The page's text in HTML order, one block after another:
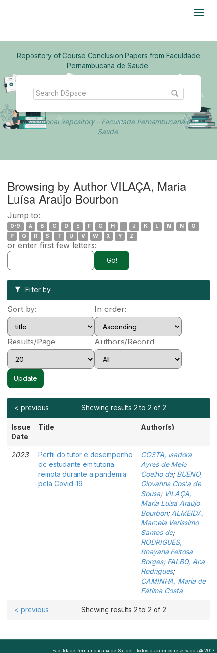
Repository of Course Conclusion Papers from Faculdade
Pernambucana de Saude.
Institutional Repository - Faculdade Pernambucana de
Saude.
Browsing by Author VILAÇA, Maria
Luísa Araújo Bourbon
Jump to:
0-9 A B C D E F G H I J K L M N
O
P
Q R S T U V W X Y Z
or enter first few letters:
Filter by
Sort by: In order:
Results/Page Authors/Record:
Showing results 2 to 2 of 2
< previous
Issue
Date
Title Author(s)
2023
Perfil do tutor e desempenho
do estudante em tutoria
remota durante a pandemia
pela Covid-19
COSTA, Isadora
Ayres de Melo
Coelho da; BUENO,
Giovanna Costa de
Sousa; VILAÇA,
Maria Luísa Araújo
Bourbon; ALMEIDA,
Marcela Veríssimo
Santos de;
RODRIGUES,
Rhayana Feitosa
Borges; FALBO, Ana
Rodrigues;
CAMINHA, Maria de
Fátima Costa
Showing results 2 to 2 of 2
< previous
Faculdade Pernambucana de Saude - Todos os direitos reservados @ 2017